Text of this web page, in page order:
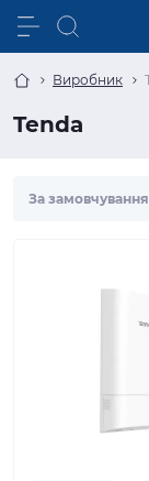
Виробник
Tenda